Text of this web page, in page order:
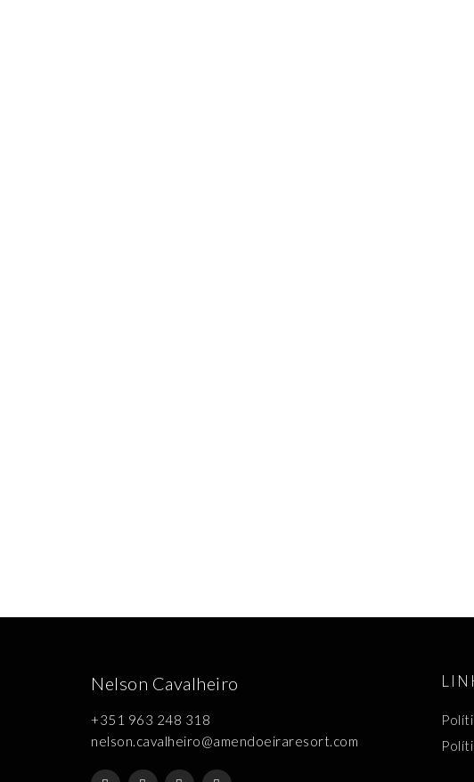
Nelson Cavalheiro
+351 963 248 318
nelson.cavalheiro@amendoeiraresort.com